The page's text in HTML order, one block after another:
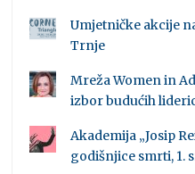
Umjetničke akcije
Trnje
Mreža Women in
izbor budućih
Akademija „Josip
godišnjice smrti, 1.